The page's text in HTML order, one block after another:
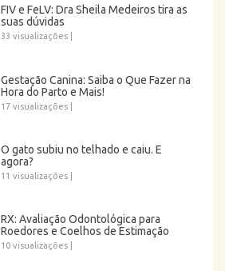
FIV e FeLV: Dra Sheila Medeiros tira as
suas dúvidas
33 visualizações
Gestação Canina: Saiba o Que Fazer na
Hora do Parto e Mais!
17 visualizações
O gato subiu no telhado e caiu. E
agora?
11 visualizações
RX: Avaliação Odontológica para
Roedores e Coelhos de Estimação
10 visualizações